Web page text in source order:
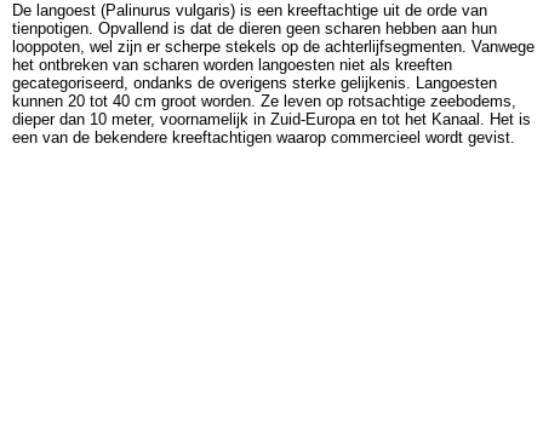
De langoest (Palinurus vulgaris) is een kreeftachtige uit de orde van
tienpotigen. Opvallend is dat de dieren geen scharen hebben aan hun
looppoten, wel zijn er scherpe stekels op de achterlijfsegmenten. Vanwege
het ontbreken van scharen worden langoesten niet als kreeften
gecategoriseerd, ondanks de overigens sterke gelijkenis. Langoesten
kunnen 20 tot 40 cm groot worden. Ze leven op rotsachtige zeebodems,
dieper dan 10 meter, voornamelijk in Zuid-Europa en tot het Kanaal. Het is
een van de bekendere kreeftachtigen waarop commercieel wordt gevist.